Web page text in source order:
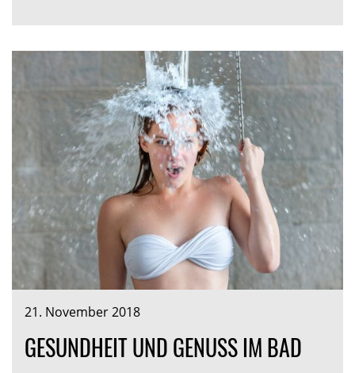
21. November 2018
GESUNDHEIT UND GENUSS IM BAD